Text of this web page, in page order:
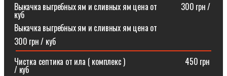
Выкачка выгребных ям и сливных ям цена от⠀⠀⠀⠀300 грн /
куб
Выкачка выгребных ям и сливных ям цена от
300 грн / куб
Чистка септика от ила ( комплекс )⠀⠀⠀⠀⠀⠀⠀⠀⠀⠀450 грн
/ куб